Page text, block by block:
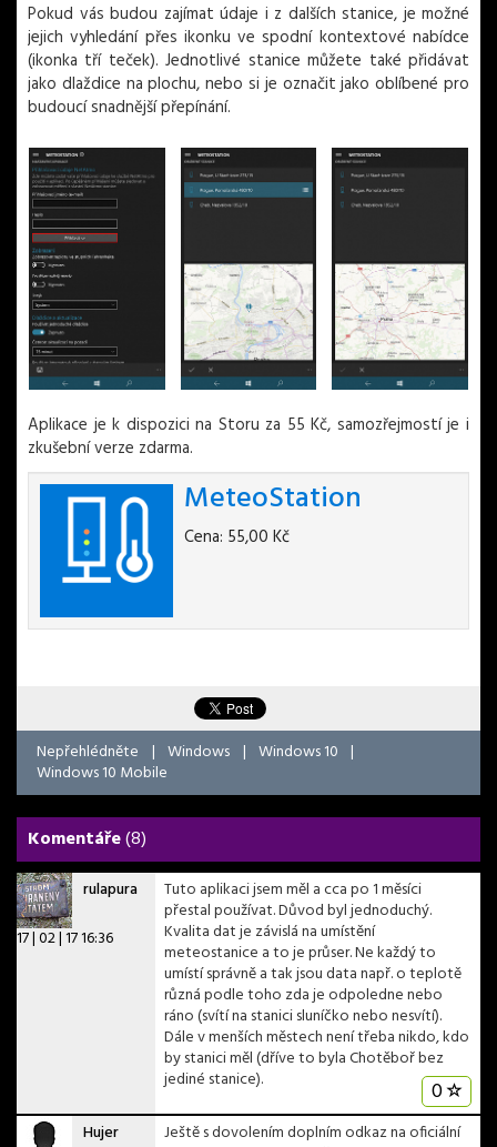
Pokud vás budou zajímat údaje i z dalších stanice, je možné
jejich vyhledání přes ikonku ve spodní kontextové nabídce
(ikonka tří teček). Jednotlivé stanice můžete také přidávat
jako dlaždice na plochu, nebo si je označit jako oblíbené pro
budoucí snadnější přepínání.
Aplikace je k dispozici na Storu za 55 Kč, samozřejmostí je i
zkušební verze zdarma.
MeteoStation
Cena: 55,00 Kč
Nepřehlédněte | Windows | Windows 10 |
Windows 10 Mobile
Komentáře(8)
rulapura
17 | 02 | 17 16:36
Tuto aplikaci jsem měl a cca po 1 měsíci
přestal používat. Důvod byl jednoduchý.
Kvalita dat je závislá na umístění
meteostanice a to je průser. Ne každý to
umístí správně a tak jsou data např. o teplotě
různá podle toho zda je odpoledne nebo
ráno (svítí na stanici sluníčko nebo nesvítí).
Dále v menších městech není třeba nikdo, kdo
by stanici měl (dříve to byla Chotěboř bez
jediné stanice).
0
Hujer
Ještě s dovolením doplním odkaz na oficiální